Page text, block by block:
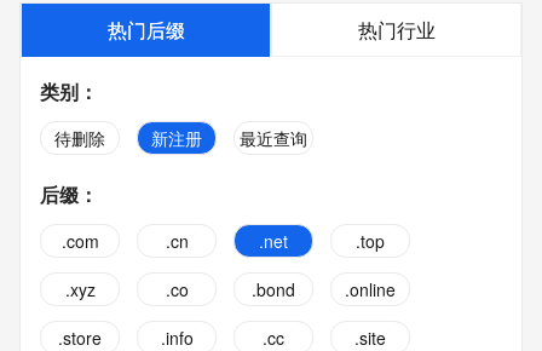
热门后缀 热门行业
类别 ：
待删除 新注册 最近查询
后缀 ：
.com .cn .net
.top
.xyz
.co .bond
.online
.store
.info .cc
.site